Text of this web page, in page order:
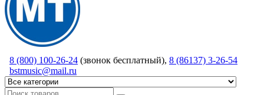
8 (800) 100-26-24 (звонок бесплатный), 8 (86137) 3-26-54
bstmusic@mail.ru